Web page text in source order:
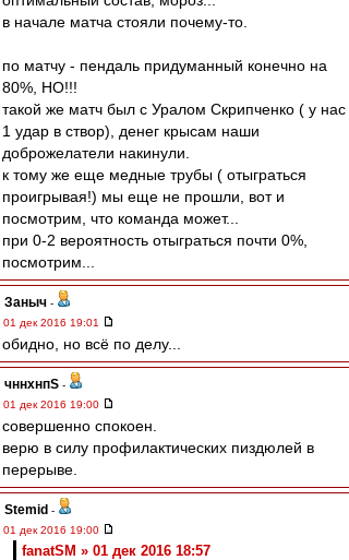
в начале матча стояли почему-то.
по матчу - пендаль придуманный конечно на
80%, НО!!!
такой же матч был с Уралом Скрипченко ( у нас
1 удар в створ), денег крысам наши
доброжелатели накинули.
к тому же еще медные трубы ( отыграться
проигрывая!) мы еще не прошли, вот и
посмотрим, что команда может...
при 0-2 вероятность отыграться почти 0%,
посмотрим...
Заныч -
01 дек 2016 19:01
обидно, но всё по делу...
чннхнпS -
01 дек 2016 19:00
совершенно спокоен.
верю в силу профилактических пиздюлей в
перерыве.
Stemid -
01 дек 2016 19:00
fanatSM » 01 дек 2016 18:57